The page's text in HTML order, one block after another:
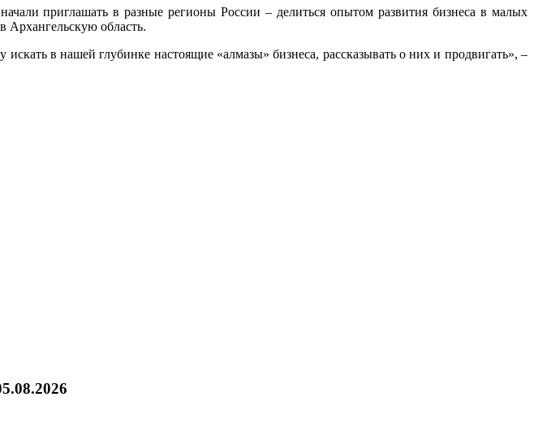
приглашать в разные регионы России – делиться опытом развития бизнеса в малых
Архангельскую область.
в нашей глубинке настоящие «алмазы» бизнеса, рассказывать о них и продвигать», –